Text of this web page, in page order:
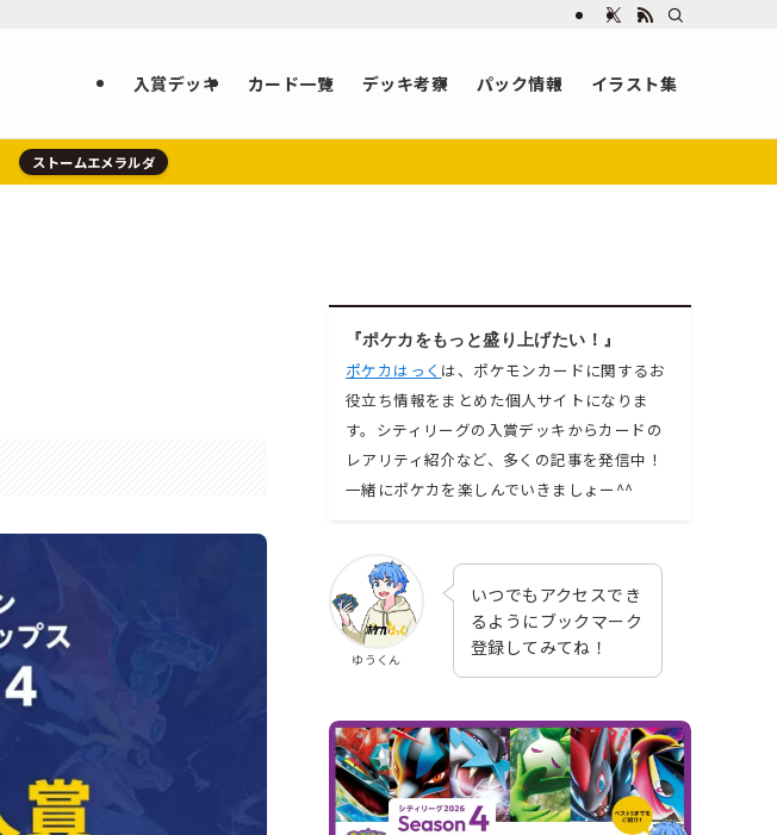
入賞デッキ カード一覧 デッキ考察 パック情報 イラスト集
ストームエメラルダ
『ポケカをもっと盛り上げたい！』
ポケカはっく は、ポケモンカードに関するお
役立ち情報をまとめた個人サイトになりま
す。シティリーグの入賞デッキからカードの
レアリティ紹介など、多くの記事を発信中！
一緒にポケカを楽しんでいきましょー^^
ゆうくん
いつでもアクセスでき
るようにブックマーク
登録してみてね！